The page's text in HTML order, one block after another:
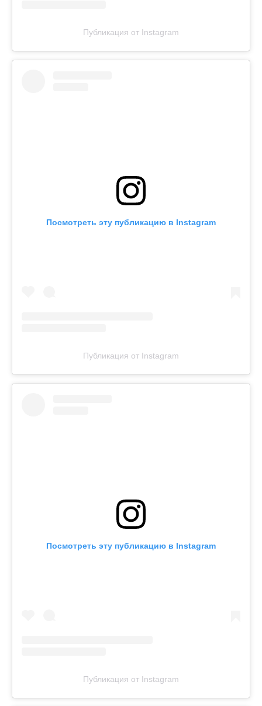
Публикация от Instagram
Посмотреть эту публикацию в Instagram
Публикация от Instagram
Посмотреть эту публикацию в Instagram
Публикация от Instagram